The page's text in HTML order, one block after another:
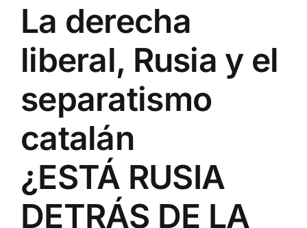
La derecha
liberal, Rusia y el
separatismo
catalán
¿ESTÁ RUSIA
DETRÁS DE LA